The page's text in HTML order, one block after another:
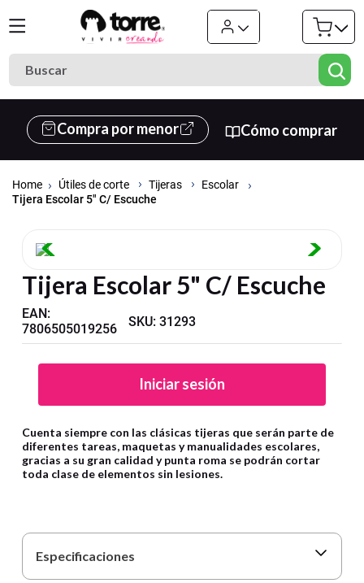
Buscar
Compra por menor Cómo comprar
Útiles de corte Tijeras
Escolar
Tijera Escolar 5" C/ Escuche
Tijera Escolar 5" C/ Escuche
EAN:
7806505019256
SKU:31293
Iniciar sesión
Cuenta siempre con las clásicas tijeras que serán parte de
diferentes tareas, maquetas y manualidades escolares,
gracias a su gran calidad y punta roma se podrán cortar
toda clase de elementos sin lesiones.
Especificaciones
Términos más buscados
1. cuaderno
3 cuadernos
5.
6. estuche
7.
9. cartulina